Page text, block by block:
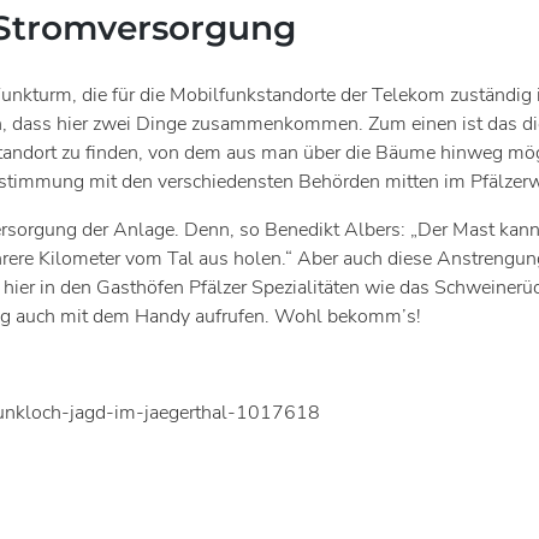
die für die Mobilfunkstandorte der Telekom
hier zwei Dinge zusammenkommen. Zum einen ist das
zu finden, von dem aus man über die Bäume hinweg
mit den verschiedensten Behörden mitten im
der Anlage. Denn, so Benedikt Albers: „Der Mast
Kilometer vom Tal aus holen.“ Aber auch diese
in den Gasthöfen Pfälzer Spezialitäten wie das
auch mit dem Handy aufrufen. Wohl bekomm’s!
jagd-im-jaegerthal-1017618